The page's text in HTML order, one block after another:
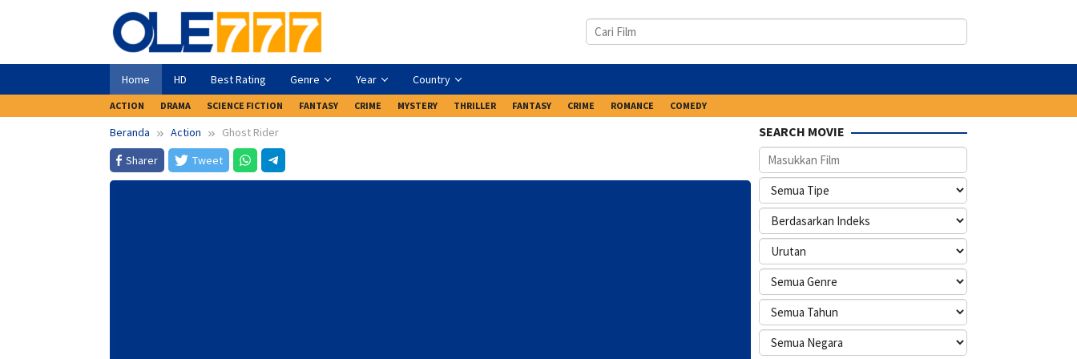
Home HD Best Rating Genre Year Country
ACTION DRAMA SCIENCE FICTION FANTASY CRIME MYSTERY THRILLER FANTASY CRIME ROMANCE COMEDY
Beranda Action
Ghost Rider
Sharer
Tweet
SEARCH MOVIE